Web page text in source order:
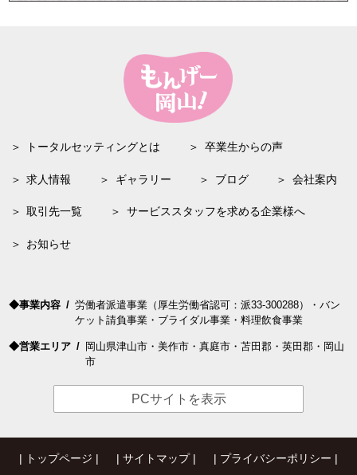
トータルセッティングとは 卒業生からの声
求人情報 ギャラリー ブログ 会社案内
取引先一覧 サービススタッフを求める企業様へ
お知らせ
事業内容 労働者派遣事業（厚生労働省認可：派33-300288）・バン
ケット請負事業・ブライダル事業・料理飲食事業
営業エリア 岡山県津山市・ 美作市・ 真庭市・ 苫田郡・ 英田郡・ 岡山
市
PCサイトを表示
トップページ サイトマップ プライバシーポリシー